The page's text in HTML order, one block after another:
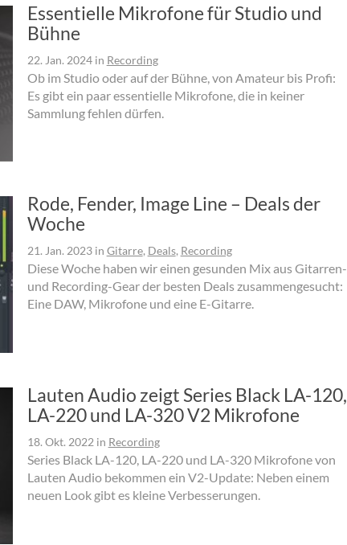
Essentielle Mikrofone für Studio und
Bühne
22. Jan. 2024in Recording
Ob im Studio oder auf der Bühne, von Amateur bis Profi:
Es gibt ein paar essentielle Mikrofone, die in keiner
Sammlung fehlen dürfen.
Rode, Fender, Image Line – Deals der
Woche
21. Jan. 2023in Gitarre, Deals, Recording
Diese Woche haben wir einen gesunden Mix aus Gitarren-
und Recording-Gear der besten Deals zusammengesucht:
Eine DAW, Mikrofone und eine E-Gitarre.
Lauten Audio zeigt Series Black LA-120,
LA-220 und LA-320 V2 Mikrofone
18. Okt. 2022 in Recording
Series Black LA-120, LA-220 und LA-320 Mikrofone von
Lauten Audio bekommen ein V2-Update: Neben einem
neuen Look gibt es kleine Verbesserungen.